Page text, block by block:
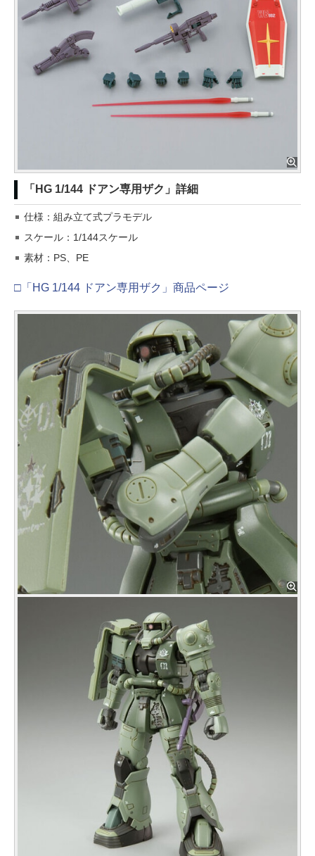
「HG 1/144 ドアン専用ザク」詳細
仕様：組み立て式プラモデル
スケール：1/144スケール
素材：PS、PE
□「HG 1/144 ドアン専用ザク」商品ページ